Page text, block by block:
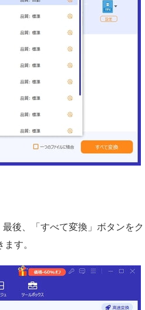
後、「すべて変換」ボタンを
す。